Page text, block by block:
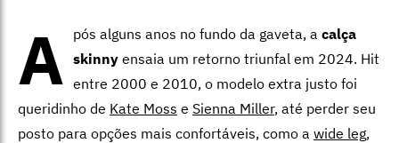
A pós alguns anos no fundo da gaveta, a calça
skinny ensaia um retorno triunfal em 2024. Hit
entre 2000 e 2010, o modelo extra justo foi
queridinho de Kate Moss e Sienna Miller, até perder seu
posto para opções mais confortáveis, como a wide leg,